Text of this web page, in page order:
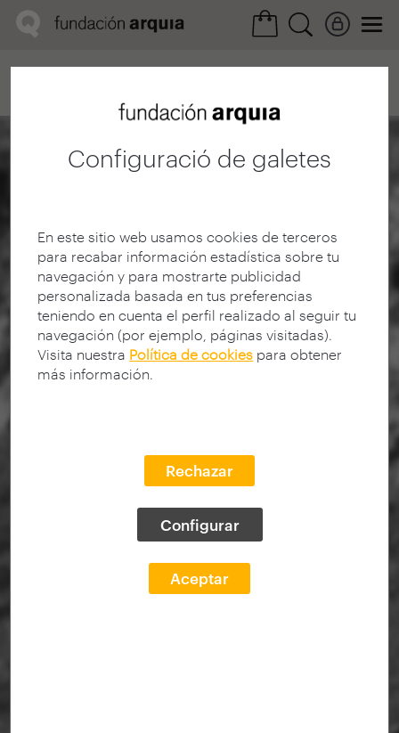
Configuració de galetes
En este sitio web usamos cookies de terceros
para recabar información estadística sobre tu
navegación y para mostrarte publicidad
personalizada basada en tus preferencias
teniendo en cuenta el perfil realizado al seguir tu
navegación (por ejemplo, páginas visitadas).
Visita nuestra Política de cookies para obtener
más información.
Rechazar
Configurar
Aceptar
Home Red FQ
Registro ENDESA